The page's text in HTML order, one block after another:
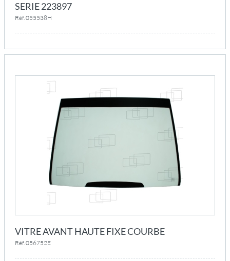
SERIE 223897
Réf. 055538H
VITRE AVANT HAUTE FIXE COURBE
Réf. 056752E